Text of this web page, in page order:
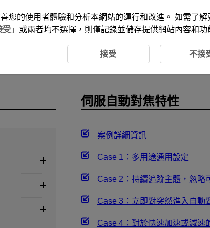
伺服自動對焦特性
案例詳細資訊
Case 1：多用途通用設定
Case 2：持續追蹤主體，忽略
Case 3：立即對突然進入自動
Case 4：對於快速加速或減速
您的使用者體驗和分析本網站的運行和改進。 如需了
受 」或兩者均不選擇，則僅記錄並儲存提供網站內容和
接受 不接